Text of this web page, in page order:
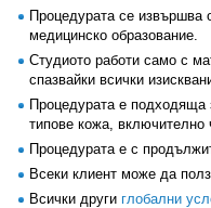
Процедурата се извършва
медицинско образование.
Студиото работи само с
спазвайки всички
Процедурата е
типове кожа, включително
Процедурата е с
Всеки клиент може да
Всички други глобални